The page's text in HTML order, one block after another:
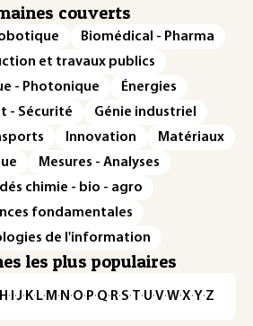
couverts
Biomédical - Pharma
et travaux publics
- Photonique
Énergies
- Sécurité
Génie industriel
Innovation
Matériaux
Mesures - Analyses
chimie - bio - agro
fondamentales
de l'information
les plus populaires
H · ·J· K· L· M · N ·O· P·Q· R·S·T·U·V·W·X·Y·Z